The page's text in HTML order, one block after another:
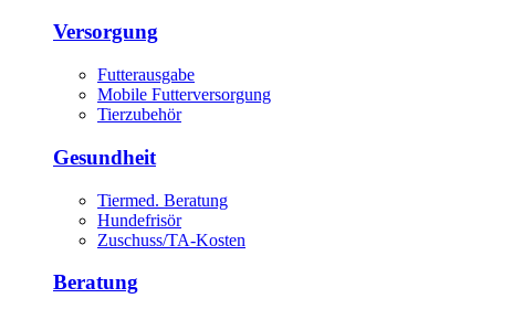
Versorgung
Futterausgabe
Mobile Futterversorgung
Tierzubehör
Gesundheit
Tiermed. Beratung
Hundefrisör
Zuschuss/TA-Kosten
Beratung